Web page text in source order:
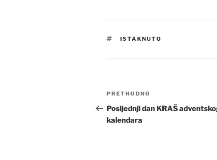
OZNAKE
ISTAKNUTO
Navigacija
objava
Prethodna
objava
PRETHODNO
Posljednji dan KRAŠ
kalendara